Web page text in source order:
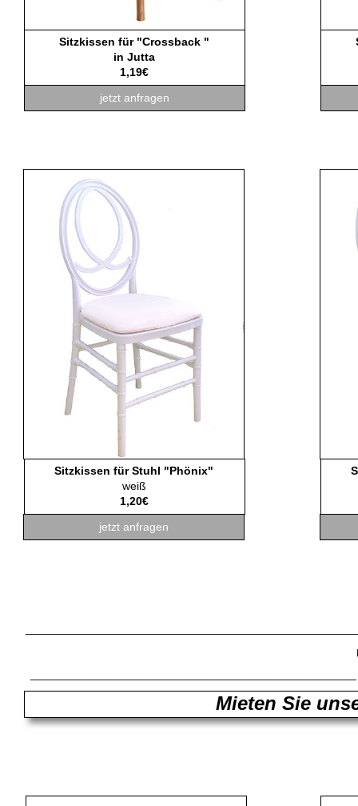
Sitzkissen für "Crossback "
in Jutta
1,19€
jetzt anfragen
Sitzkissen für Stuhl "Phönix"
weiß
1,20€
jetzt anfragen
Mieten Sie